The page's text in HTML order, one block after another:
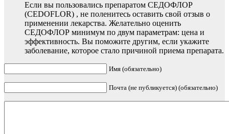
Если вы пользовались препаратом СЕДОФЛОР
(CEDOFLOR) , не поленитесь оставить свой отзыв о
применении лекарства. Желательно оценить
СЕДОФЛОР минимум по двум параметрам: цена и
эффективность. Вы поможите другим, если укажите
заболевание, которое стало причиной приема препарата.
Имя (обязательно)
Почта (не публикуется) (обязательно)